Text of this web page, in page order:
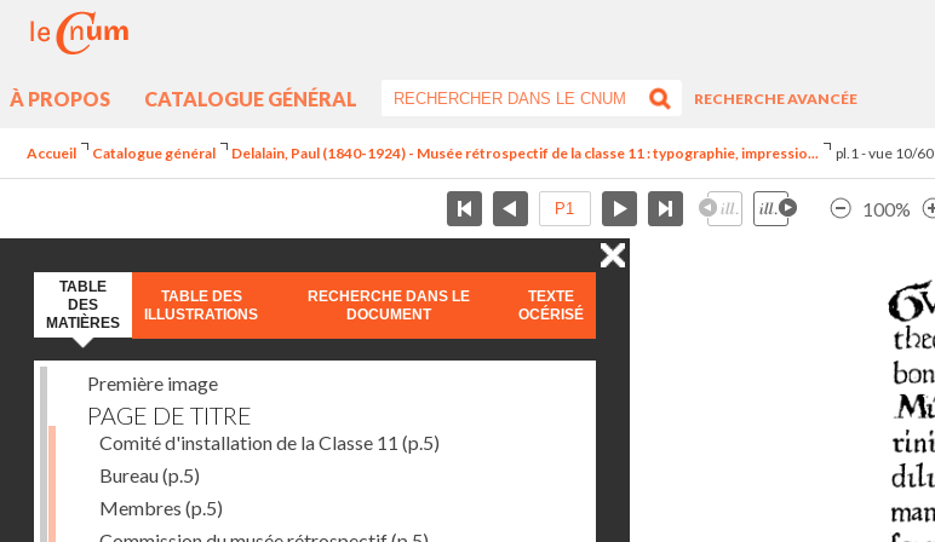
À PROPOS CATALOGUE GÉNÉRAL
RECHERCHE AVANCÉE
Accueil Catalogue général Delalain, Paul (1840-1924) - Musée rétrospectif de la classe 11 : typographie, impressio... pl.1 - vue 10/60
100%
TABLE
DES
MATIÈRES
TABLE DES
ILLUSTRATIONS
RECHERCHE DANS LE
DOCUMENT
TEXTE
OCÉRISÉ
Première image
PAGE DE TITRE
Comité d'installation de la Classe 11 (p.5)
Bureau(p.5)
Membres (p.5)